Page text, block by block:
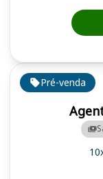
Pré-venda